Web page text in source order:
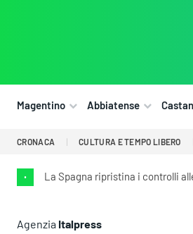
Magentino Abbiatense
CRONACA CULTURA E TEMPO LIBERO
• La Spagna ripristina i controlli
Agenzia Italpress